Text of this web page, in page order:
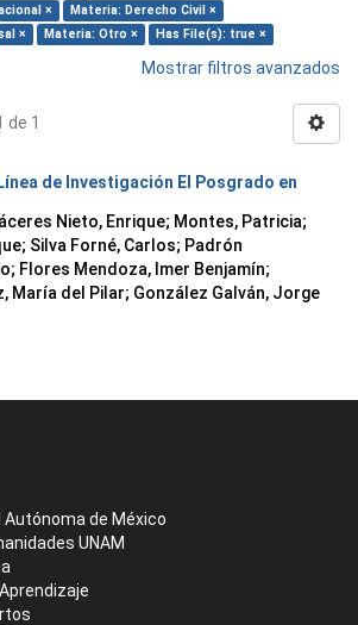
×
Materia: Derecho Civil ×
×
Materia: Otro × Has File(s): true ×
Mostrar filtros avanzados
1
de Investigación El Posgrado en
Nieto, Enrique; Montes, Patricia;
; Silva Forné, Carlos; Padrón
; Flores Mendoza, Imer Benjamín;
María del Pilar; González Galván, Jorge
Autónoma de México
UNAM